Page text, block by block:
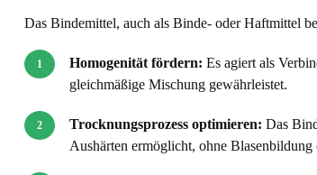
Das Bindemittel, auch als Binde- oder Haftmittel
Homogenität fördern: Es agiert als
gleichmäßige Mischung gewährleistet.
Trocknungsprozess optimieren: Das
Aushärten ermöglicht, ohne